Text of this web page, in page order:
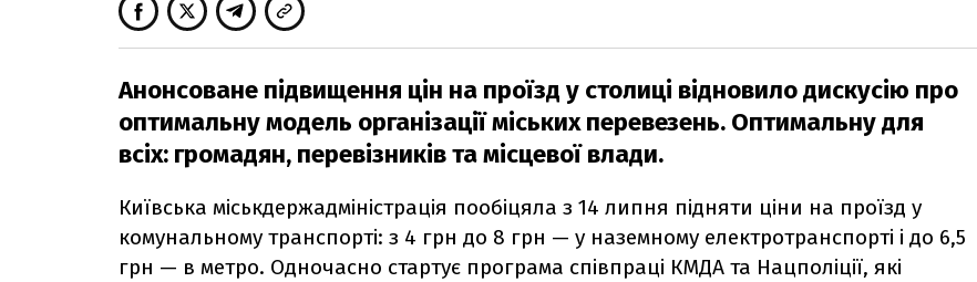
Анонсоване підвищення цін на проїзд у столиці відновило дискусію про
оптимальну модель організації міських перевезень. Оптимальну для
всіх: громадян, перевізників та місцевої влади.
Київська міськдержадміністрація пообіцяла з 14 липня підняти ціни на проїзд у
комунальному транспорті: з 4 грн до 8 грн — у наземному електротранспорті і до 6,5
грн — в метро. Одночасно стартує програма співпраці КМДА та Нацполіції, які